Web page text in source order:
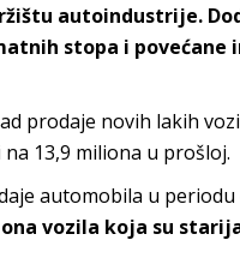
autoindustrije.
stopa i povećane
prodaje novih lakih
13,9 miliona u prošloj.
automobila u periodu
vozila koja su